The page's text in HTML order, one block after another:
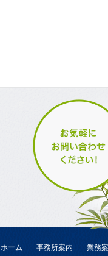
ホーム 事務所案内 業務